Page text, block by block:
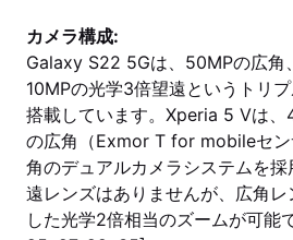
カメラ構成:
Galaxy S22 5Gは、50MPの広角
10MPの光学3倍望遠というトリ
搭載しています。Xperia 5 Vは、
の広角（Exmor T for mobileセン
角のデュアルカメラシステムを
遠レンズはありませんが、広角
した光学2倍相当のズームが可能